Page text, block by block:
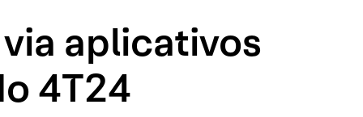
aplicativos
4T24